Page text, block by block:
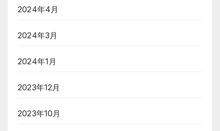
2024年4月
2024年3月
2024年1月
2023年12月
2023年10月